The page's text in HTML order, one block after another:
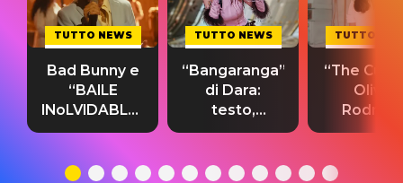
TUTTO NEWS
Bad Bunny e
“BAILE
INoLVIDABLE”:
testo,
significato
TUTTO NEWS
“Bangaranga”
di Dara:
testo,
traduzione e
del singolo
TUTTO
“The
Olivia
testo,